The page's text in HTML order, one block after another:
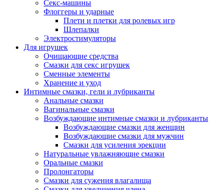
Секс-машины
Флоггеры и ударные
Плети и плетки для ролевых игр
Шлепалки
Электростимуляторы
Для игрушек
Очищающие средства
Смазки для секс игрушек
Сменные элементы
Хранение и уход
Интимные смазки, гели и лубриканты
Анальные смазки
Вагинальные смазки
Возбуждающие интимные смазки и лубриканты
Возбуждающие смазки для женщин
Возбуждающие смазки для мужчин
Смазки для усиления эрекции
Натуральные увлажняющие смазки
Оральные смазки
Пролонгаторы
Смазки для сужения влагалища